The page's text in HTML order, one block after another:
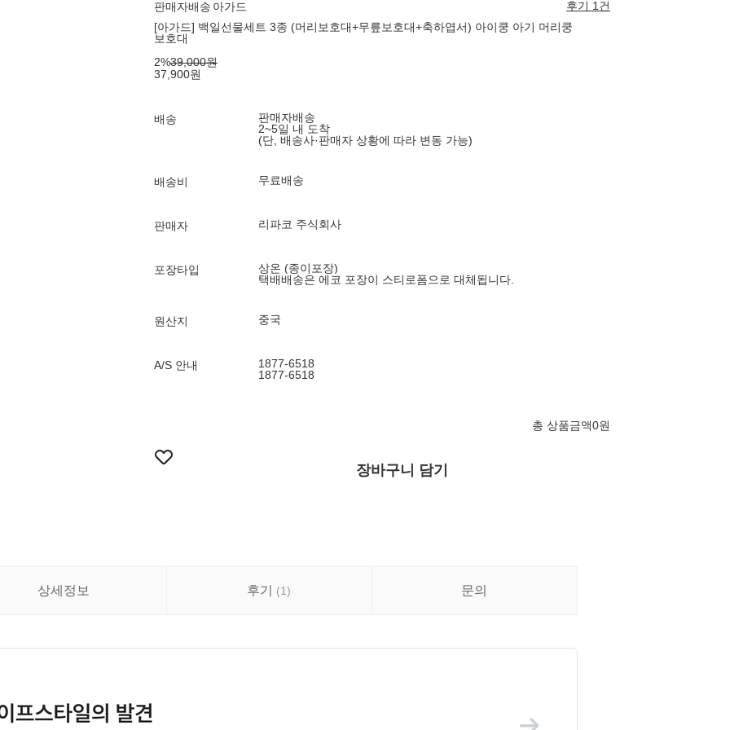
판매자배송 아가드
후기 1건
[아가드] 백일선물세트 3종 (머리보호대+무릎보호대+축하엽서) 아이쿵 아기 머리쿵
보호대
2%39,000원
37,900원
배송
판매자배송
2~5일 내 도착
(단, 배송사·판매자 상황에 따라 변동 가능)
배송비 무료배송
판매자 리파코 주식회사
포장타입
상온 (종이포장)
택배배송은 에코 포장이 스티로폼으로 대체됩니다.
원산지 중국
A/S 안내
1877-6518
1877-6518
총 상품금액0원
장바구니 담기
상세정보 후기 (1) 문의